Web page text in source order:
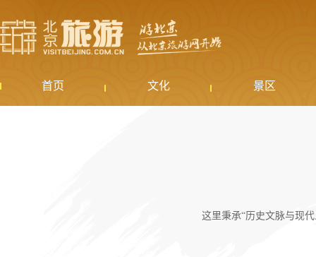
首页 文化 景区
这里秉承“历史文脉与现